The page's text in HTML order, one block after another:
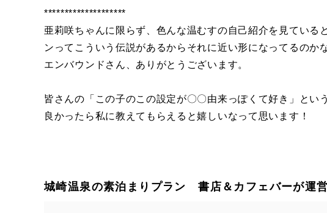
********************
亜莉咲ちゃんに限らず、色んな温むすの自己紹介を見てい
ンってこういう伝説があるからそれに近い形になってるのか
エンバウンドさん、ありがとうございます。
皆さんの「この子のこの設定が〇〇由来っぽくて好き」とい
良かったら私に教えてもらえると嬉しいなって思います！
城崎温泉の素泊まりプラン 書店＆カフェバーが運